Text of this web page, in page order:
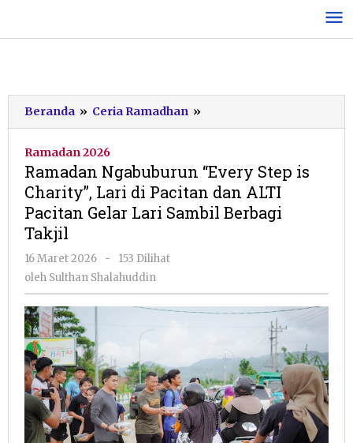
konten
Beranda » Ceria Ramadhan »
Ngabuburun
is
Charity”,
Lari
Pacitan
Gelar
Berbagi
Takjil
Ramadan 2026
Ramadan Ngabuburun “Every Step is
Charity”, Lari di Pacitan dan ALTI
Pacitan Gelar Lari Sambil Berbagi
Takjil
16 Maret 2026
oleh
Sulthan
-
153 Dilihat
oleh Sulthan Shalahuddin